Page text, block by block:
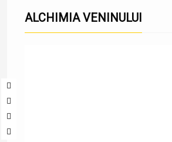
ALCHIMIA VENINULUI